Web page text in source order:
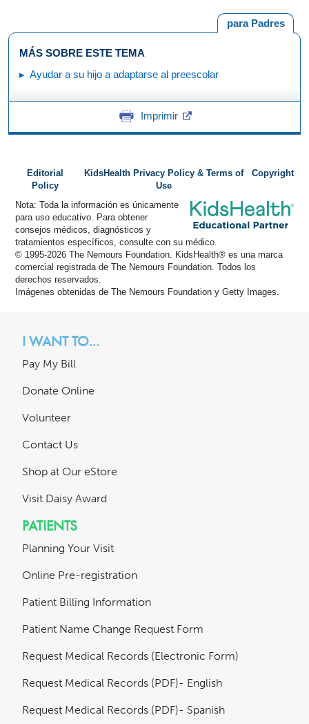
para Padres
MÁS SOBRE ESTE TEMA
Ayudar a su hijo a adaptarse al preescolar
Imprimir
Editorial
Policy
KidsHealth Privacy Policy & Terms of
Use
Copyright
Nota: Toda la información es únicamente
para uso educativo. Para obtener
consejos médicos, diagnósticos y
tratamientos específicos, consulte con su médico.
© 1995-2026 The Nemours Foundation. KidsHealth® es una marca
comercial registrada de The Nemours Foundation. Todos los
derechos reservados.
Imágenes obtenidas de The Nemours Foundation y Getty Images.
I WANT TO...
Pay My Bill
Donate Online
Volunteer
Contact Us
Shop at Our eStore
Visit Daisy Award
PATIENTS
Planning Your Visit
Online Pre-registration
Patient Billing Information
Patient Name Change Request Form
Request Medical Records (Electronic Form)
Request Medical Records (PDF)- English
Request Medical Records (PDF)- Spanish